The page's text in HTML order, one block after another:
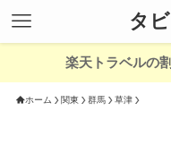
タ
楽天トラベルの
ホーム 関東 群馬 草津